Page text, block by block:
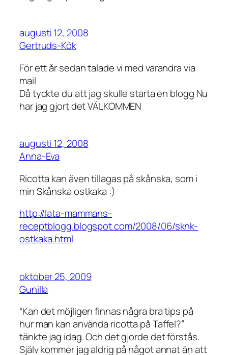
augusti 12, 2008
Gertruds-Kök
För ett år sedan talade vi med varandra via
mail
Då tyckte du att jag skulle starta en blogg Nu
har jag gjort det VÄLKOMMEN
augusti 12, 2008
Anna-Eva
Ricotta kan även tillagas på skånska, som i
min Skånska ostkaka :)
http://lata-mammans-
receptblogg.blogspot.com/2008/06/sknk-
ostkaka.html
oktober 25, 2009
Gunilla
“Kan det möjligen finnas några bra tips på
hur man kan använda ricotta på Taffel?”
tänkte jag idag. Och det gjorde det förstås.
Själv kommer jag aldrig på något annat än att